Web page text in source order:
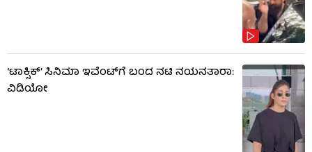
‘ಟಾಕ್ಸಿಕ್’ ಸಿನಿಮಾ ಇವೆಂಟ್​​ಗೆ ಬಂದ ನಟಿ ನಯನತಾರಾ:
ವಿಡಿಯೋ